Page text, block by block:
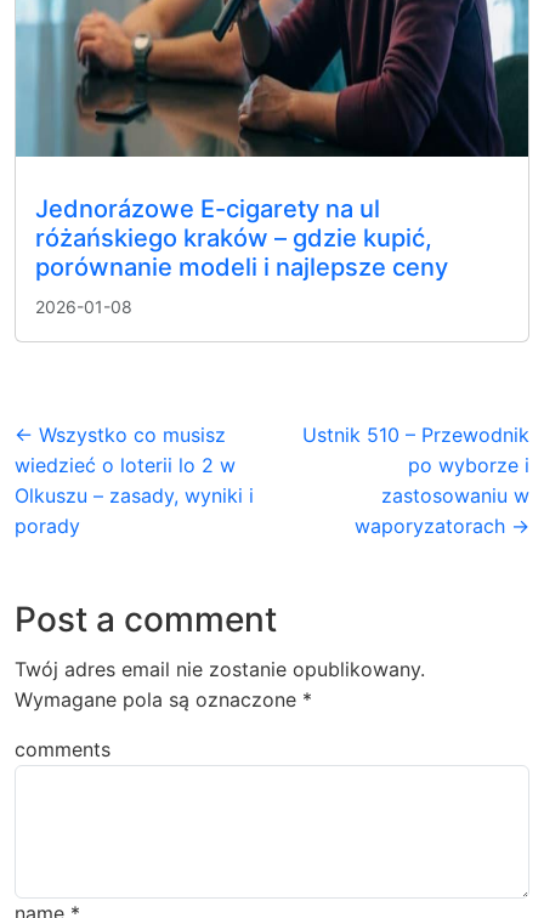
Jednorázowe E-cigarety na ul
różańskiego kraków – gdzie kupić,
porównanie modeli i najlepsze ceny
2026-01-08
← Wszystko co musisz
wiedzieć o loterii lo 2 w
Olkuszu – zasady, wyniki i
porady
Ustnik 510 – Przewodnik
po wyborze i
zastosowaniu w
waporyzatorach →
Post a comment
Twój adres email nie zostanie opublikowany.
Wymagane pola są oznaczone *
comments